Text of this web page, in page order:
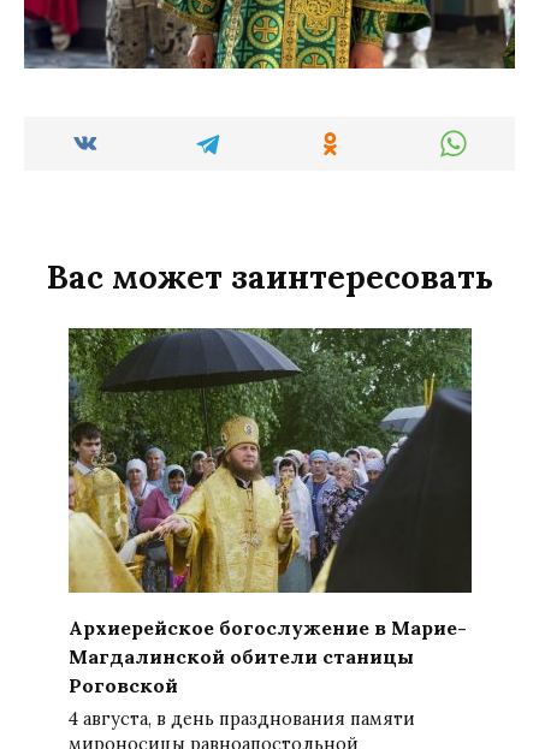
Вас может заинтересовать
Архиерейское богослужение в Марие-
Магдалинской обители станицы
Роговской
4 августа, в день празднования памяти
мироносицы равноапостольной